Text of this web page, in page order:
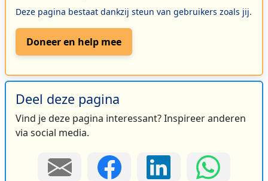
Deze pagina bestaat dankzij steun van gebruikers zoals jij.
Doneer en help mee
Deel deze pagina
Vind je deze pagina interessant? Inspireer anderen
via social media.